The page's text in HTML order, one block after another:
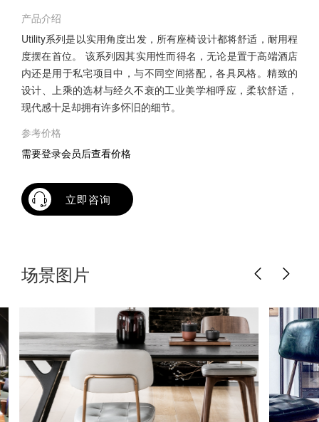
产品介绍
Utility系列是以实用角度出发，所有座椅设计都将舒适，耐用程
度摆在首位。 该系列因其实用性而得名，无论是置于高端酒店
内还是用于私宅项目中，与不同空间搭配，各具风格。精致的
设计、上乘的选材与经久不衰的工业美学相呼应，柔软舒适，
现代感十足却拥有许多怀旧的细节。
参考价格
需要登录会员后查看价格
立即咨询
场景图片